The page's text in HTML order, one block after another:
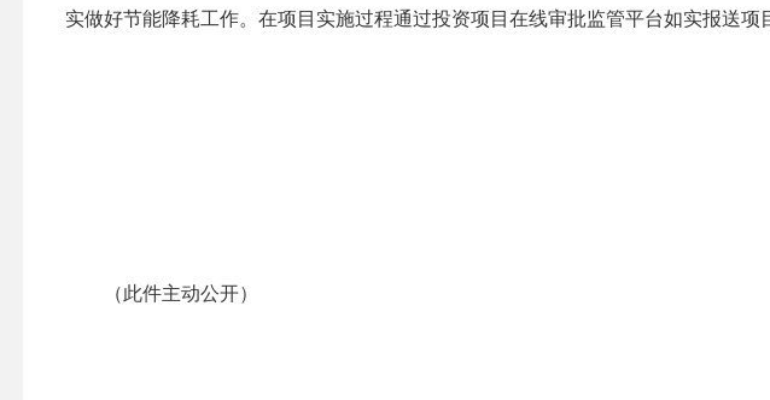
实做好节能降耗工作。在项目实施过程通过投资项目在线审批监管平台如实报送项
（此件主动公开）